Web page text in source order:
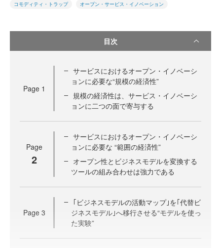
コモディティ・トラップ オープン・サービス・イノベーション
目次
Page 1
サービスにおけるオープン・イノベーシ
ョンに必要な“規模の経済性”
規模の経済性は、サービス・イノベーシ
ョンに二つの面で寄与する
Page
2
サービスにおけるオープン・イノベーシ
ョンに必要な “範囲の経済性”
オープン性とビジネスモデルを変換する
ツールの組み合わせは強力である
Page 3
｢ビジネスモデルの活動マップ｣を｢代替ビ
ジネスモデル｣へ移行させる“モデルを使っ
た実験”